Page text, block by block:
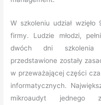
W szkoleniu udział
firmy. Ludzie młodzi,
dwóch dni szkolenia
przedstawione zostały
w przeważającej części
informatycznych.
mikroaudyt jednego